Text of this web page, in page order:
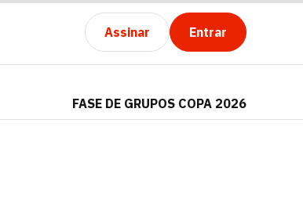
Assinar Entrar
FASE DE GRUPOS COPA 2026